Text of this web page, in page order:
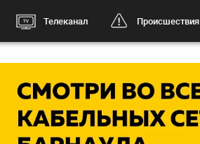
Телеканал Происшествия